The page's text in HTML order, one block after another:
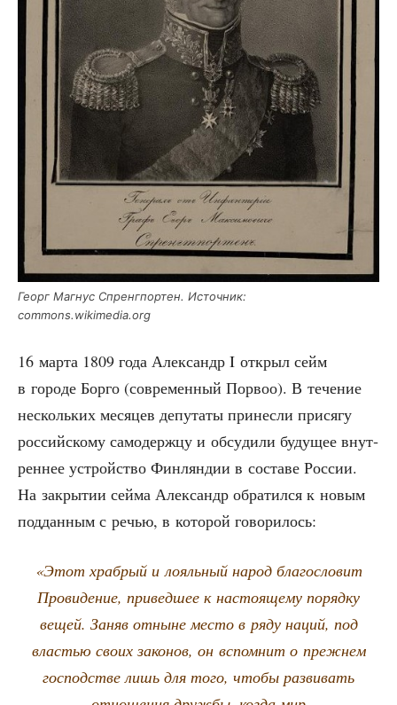
Георг Маг­нус Спренг­пор­тен. Источ­ник:
commons.wikimedia.org
16 мар­та 1809 года Алек­сандр I открыл сейм
в горо­де Бор­го (совре­мен­ный Порвоо). В тече­ние
несколь­ких меся­цев депу­та­ты при­нес­ли при­ся­гу
рос­сий­ско­му само­держ­цу и обсу­ди­ли буду­щее внут­
рен­нее устрой­ство Фин­лян­дии в соста­ве Рос­сии.
На закры­тии сей­ма Алек­сандр обра­тил­ся к новым
под­дан­ным с речью, в кото­рой говорилось:
«Этот храб­рый и лояль­ный народ бла­го­сло­вит
Про­ви­де­ние, при­вед­шее к насто­я­ще­му поряд­ку
вещей. Заняв отныне место в ряду наций, под
вла­стью сво­их зако­нов, он вспом­нит о преж­нем
гос­под­стве лишь для того, что­бы раз­ви­вать